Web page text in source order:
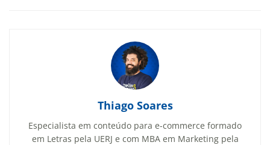
Thiago Soares
Especialista em conteúdo para e-commerce formado
em Letras pela UERJ e com MBA em Marketing pela